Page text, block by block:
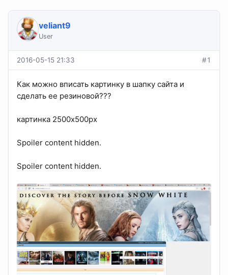
veliant9
User
2016-05-15 21:33 #1
Как можно вписать картинку в шапку сайта и
сделать ее резиновой???
картинка 2500x500px
Spoiler content hidden.
Spoiler content hidden.